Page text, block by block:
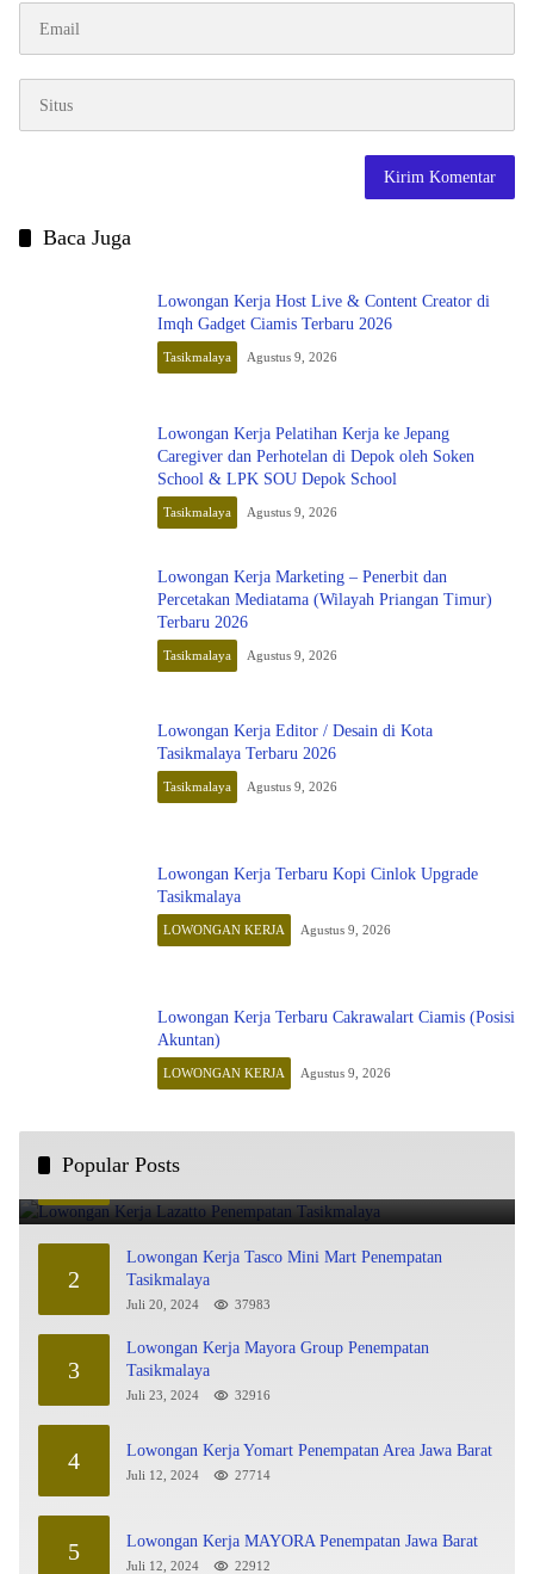
Baca Juga
Lowongan Kerja Host Live & Content Creator di
Imqh Gadget Ciamis Terbaru 2026
Tasikmalaya Agustus 9, 2026
Lowongan Kerja Pelatihan Kerja ke Jepang
Caregiver dan Perhotelan di Depok oleh Soken
School & LPK SOU Depok School
Tasikmalaya Agustus 9, 2026
Lowongan Kerja Marketing – Penerbit dan
Percetakan Mediatama (Wilayah Priangan Timur)
Terbaru 2026
Tasikmalaya Agustus 9, 2026
Lowongan Kerja Editor / Desain di Kota
Tasikmalaya Terbaru 2026
Tasikmalaya Agustus 9, 2026
Lowongan Kerja Terbaru Kopi Cinlok Upgrade
Tasikmalaya
LOWONGAN KERJA Agustus 9, 2026
Lowongan Kerja Terbaru Cakrawalart Ciamis (Posisi
Akuntan)
LOWONGAN KERJA Agustus 9, 2026
Popular Posts
1 Lowongan Kerja Lazatto Penempatan Tasikmalaya
2
Lowongan Kerja Tasco Mini Mart Penempatan
Tasikmalaya
Juli 20, 2024 37983
3
Lowongan Kerja Mayora Group Penempatan
Tasikmalaya
Juli 23, 2024 32916
4 Lowongan Kerja Yomart Penempatan Area Jawa Barat
Juli 12, 2024 27714
5 Lowongan Kerja MAYORA Penempatan Jawa Barat
Juli 12, 2024 22912